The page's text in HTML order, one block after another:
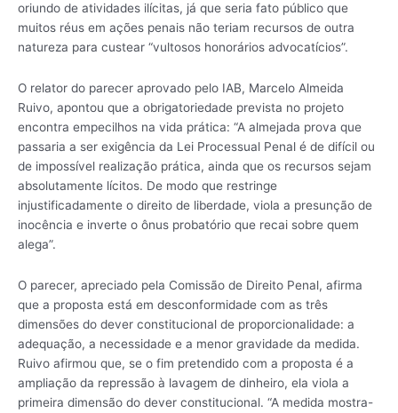
oriundo de atividades ilícitas, já que seria fato público que
muitos réus em ações penais não teriam recursos de outra
natureza para custear “vultosos honorários advocatícios”.
O relator do parecer aprovado pelo IAB, Marcelo Almeida
Ruivo, apontou que a obrigatoriedade prevista no projeto
encontra empecilhos na vida prática: “A almejada prova que
passaria a ser exigência da Lei Processual Penal é de difícil ou
de impossível realização prática, ainda que os recursos sejam
absolutamente lícitos. De modo que restringe
injustificadamente o direito de liberdade, viola a presunção de
inocência e inverte o ônus probatório que recai sobre quem
alega”.
O parecer, apreciado pela Comissão de Direito Penal, afirma
que a proposta está em desconformidade com as três
dimensões do dever constitucional de proporcionalidade: a
adequação, a necessidade e a menor gravidade da medida.
Ruivo afirmou que, se o fim pretendido com a proposta é a
ampliação da repressão à lavagem de dinheiro, ela viola a
primeira dimensão do dever constitucional. “A medida mostra-